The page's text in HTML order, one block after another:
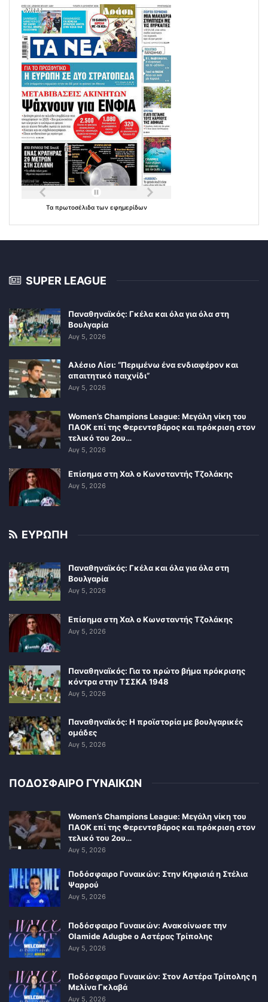
Τα πρωτοσέλιδα των εφημερίδων
SUPER LEAGUE
Παναθηναϊκός: Γκέλα και όλα για όλα στη
Βουλγαρία
Αυγ 5, 2026
Αλέσιο Λίσι: “Περιμένω ένα ενδιαφέρον και
απαιτητικό παιχνίδι”
Αυγ 5, 2026
Women’s Champions League: Μεγάλη νίκη του
ΠΑΟΚ επί της Φερεντσβάρος και πρόκριση στον
τελικό του 2ου…
Αυγ 5, 2026
Επίσημα στη Χαλ ο Κωνσταντής Τζολάκης
Αυγ 5, 2026
ΕΥΡΩΠΗ
Παναθηναϊκός: Γκέλα και όλα για όλα στη
Βουλγαρία
Αυγ 5, 2026
Επίσημα στη Χαλ ο Κωνσταντής Τζολάκης
Αυγ 5, 2026
Παναθηναϊκός: Για το πρώτο βήμα πρόκρισης
κόντρα στην ΤΣΣΚΑ 1948
Αυγ 5, 2026
Παναθηναϊκός: Η προϊστορία με βουλγαρικές
ομάδες
Αυγ 5, 2026
ΠΟΔΟΣΦΑΙΡΟ ΓΥΝΑΙΚΩΝ
Women’s Champions League: Μεγάλη νίκη του
ΠΑΟΚ επί της Φερεντσβάρος και πρόκριση στον
τελικό του 2ου…
Αυγ 5, 2026
Ποδόσφαιρο Γυναικών: Στην Κηφισιά η Στέλια
Ψαρρού
Αυγ 5, 2026
Ποδόσφαιρο Γυναικών: Ανακοίνωσε την
Olamide Adugbe ο Αστέρας Τρίπολης
Αυγ 5, 2026
Ποδόσφαιρο Γυναικών: Στον Αστέρα Τρίπολης η
Μελίνα Γκλαβά
Αυγ 5, 2026